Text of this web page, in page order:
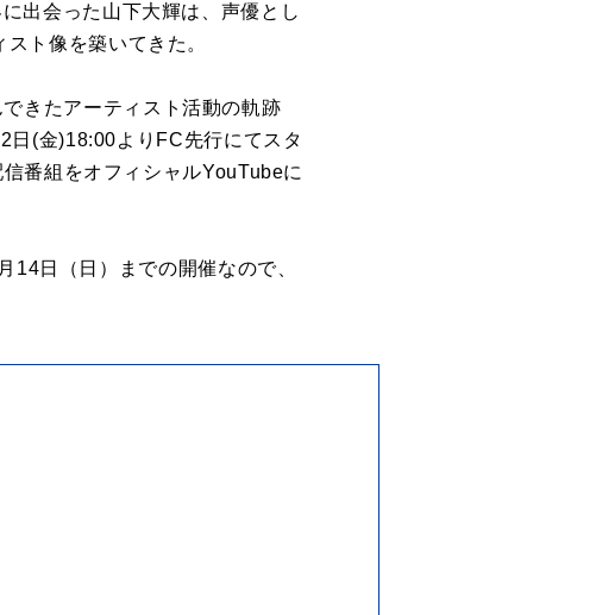
出会った山下大輝は、声優とし
ト像を築いてきた。
きたアーティスト活動の軌跡
日(金)18:00よりFC先行にてスタ
番組をオフィシャルYouTubeに
日（日）までの開催なので、